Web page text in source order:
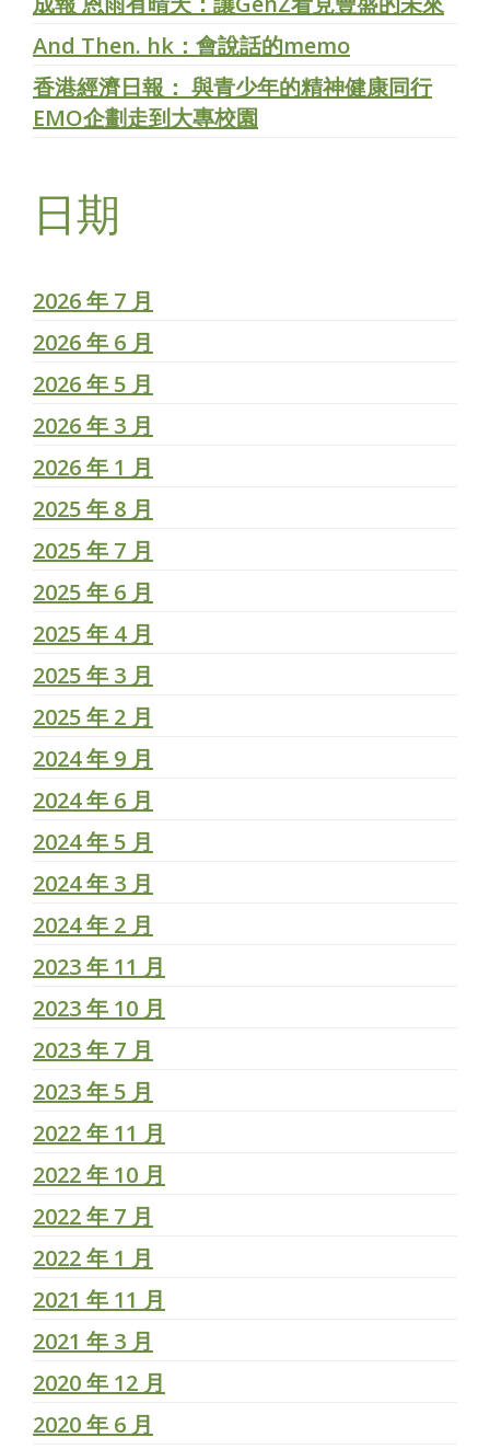
And Then. hk：會說話的memo
香港經濟日報： 與青少年的精神健康同行
EMO企劃走到大專校園
日期
2026 年 7 月
2026 年 6 月
2026 年 5 月
2026 年 3 月
2026 年 1 月
2025 年 8 月
2025 年 7 月
2025 年 6 月
2025 年 4 月
2025 年 3 月
2025 年 2 月
2024 年 9 月
2024 年 6 月
2024 年 5 月
2024 年 3 月
2024 年 2 月
2023 年 11 月
2023 年 10 月
2023 年 7 月
2023 年 5 月
2022 年 11 月
2022 年 10 月
2022 年 7 月
2022 年 1 月
2021 年 11 月
2021 年 3 月
2020 年 12 月
2020 年 6 月